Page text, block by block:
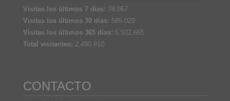
Visitas los últimos 7 días: 78.067
Visitas los últimos 30 días: 585.029
Visitas los últimos 365 días: 6.502.665
Total visitantes: 2.490.910
CONTACTO